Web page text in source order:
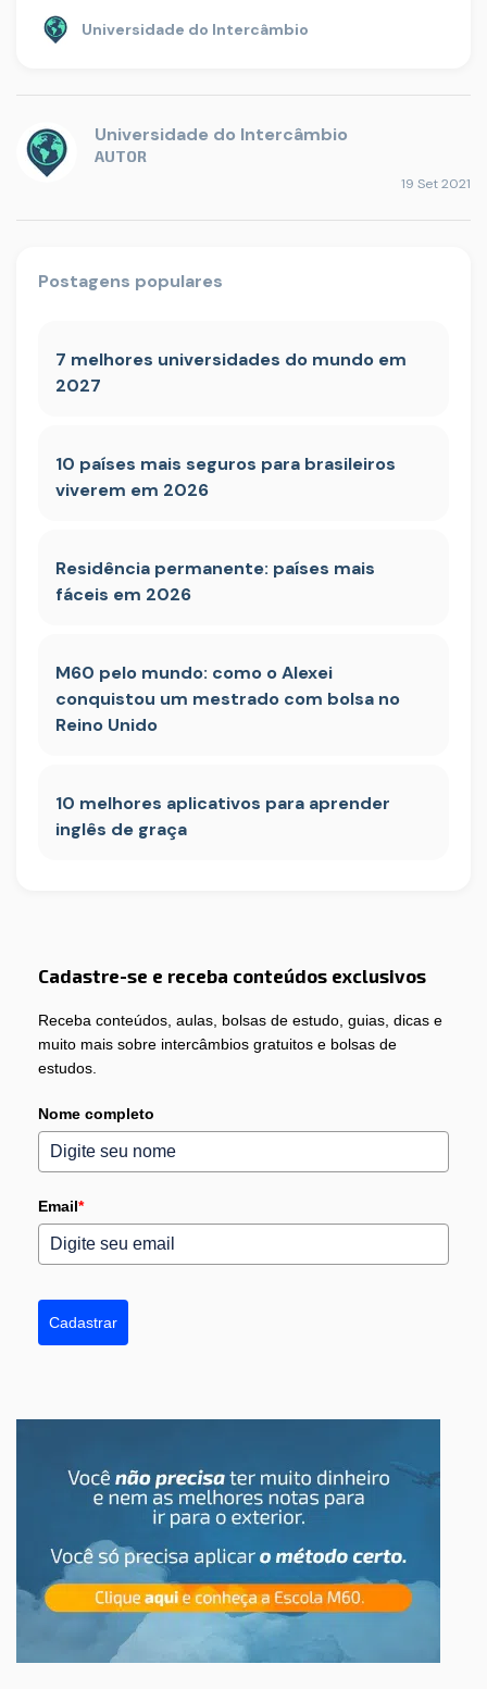
Universidade do Intercâmbio
Universidade do Intercâmbio
AUTOR
19 Set 2021
Postagens populares
7 melhores universidades do mundo em
2027
10 países mais seguros para brasileiros
viverem em 2026
Residência permanente: países mais
fáceis em 2026
M60 pelo mundo: como o Alexei
conquistou um mestrado com bolsa no
Reino Unido
10 melhores aplicativos para aprender
inglês de graça
Cadastre-se e receba conteúdos exclusivos
Receba conteúdos, aulas, bolsas de estudo, guias, dicas e
muito mais sobre intercâmbios gratuitos e bolsas de
estudos.
Nome completo
Email*
Cadastrar